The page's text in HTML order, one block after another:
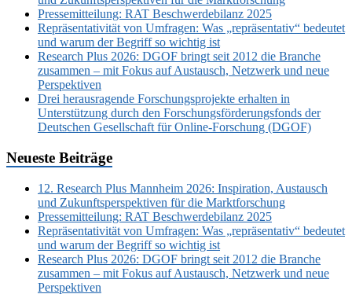
Pressemitteilung: RAT Beschwerdebilanz 2025
Repräsentativität von Umfragen: Was „repräsentativ“ bedeutet
und warum der Begriff so wichtig ist
Research Plus 2026: DGOF bringt seit 2012 die Branche
zusammen – mit Fokus auf Austausch, Netzwerk und neue
Perspektiven
Drei herausragende Forschungsprojekte erhalten in
Unterstützung durch den Forschungsförderungsfonds der
Deutschen Gesellschaft für Online-Forschung (DGOF)
Neueste Beiträge
12. Research Plus Mannheim 2026: Inspiration, Austausch
und Zukunftsperspektiven für die Marktforschung
Pressemitteilung: RAT Beschwerdebilanz 2025
Repräsentativität von Umfragen: Was „repräsentativ“ bedeutet
und warum der Begriff so wichtig ist
Research Plus 2026: DGOF bringt seit 2012 die Branche
zusammen – mit Fokus auf Austausch, Netzwerk und neue
Perspektiven